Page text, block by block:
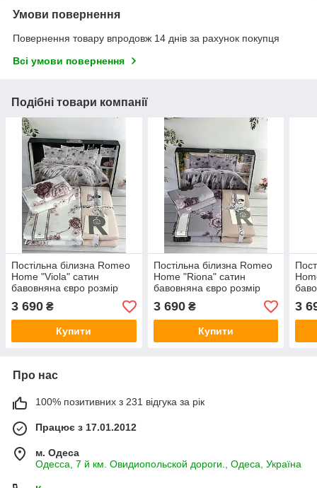
Умови повернення
Повернення товару впродовж 14 днів за рахунок покупця
Всі умови повернення
Подібні товари компанії
Постільна білизна Romeo
Home "Viola" сатин
бавовняна євро розмір
Туреччина
3 690 ₴
Купити
Постільна білизна Romeo
Home "Riona" сатин
бавовняна євро розмір
Туреччина
3 690₴
Купити
3
Про нас
100% позитивних з 231 відгука за рік
Працює з 17.01.2012
м. Одеса
Одесса, 7 й км. Овидиопольской дороги., Одеса, Україна